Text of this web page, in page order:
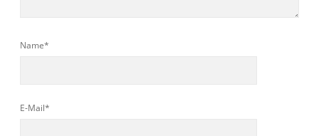
Name*
E-Mail*